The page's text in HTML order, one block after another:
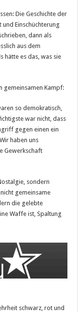
Die Geschichte der
und Einschüchterung
dann als
aus dem
hätte es das, was sie
gemeinsamen Kampf:
so demokratisch,
war nicht, dass
gegen einen ein
haben uns
Gewerkschaft
sondern
gemeinsame
die gelebte
Waffe ist, Spaltung
schwarz, rot und